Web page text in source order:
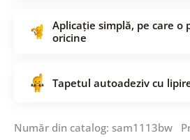
Aplicație simplă, pe care o
oricine
Tapetul autoadeziv cu
Număr din catalog: sam1113bw